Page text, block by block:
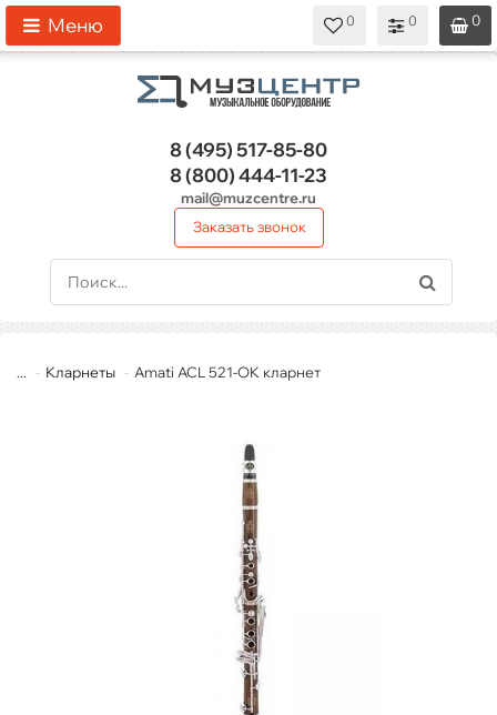
0
0
0
Меню
8 (495)517-85-80
8 (800)444-11-23
mail@muzcentre.ru
Заказать звонок
... Кларнеты Amati ACL 521-OK кларнет